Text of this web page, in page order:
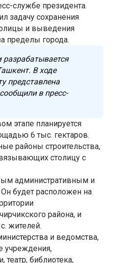
службе президента.
задачу сохранения
и выведения
пределы города.
разрабатывается
В ходе
представлена
в пресс-
этапе планируется
6 тыс. гектаров.
районы строительства,
столицу с
административным и
будет расположен на
района, и
жителей.
и ведомства,
учреждения,
театр, библиотека,